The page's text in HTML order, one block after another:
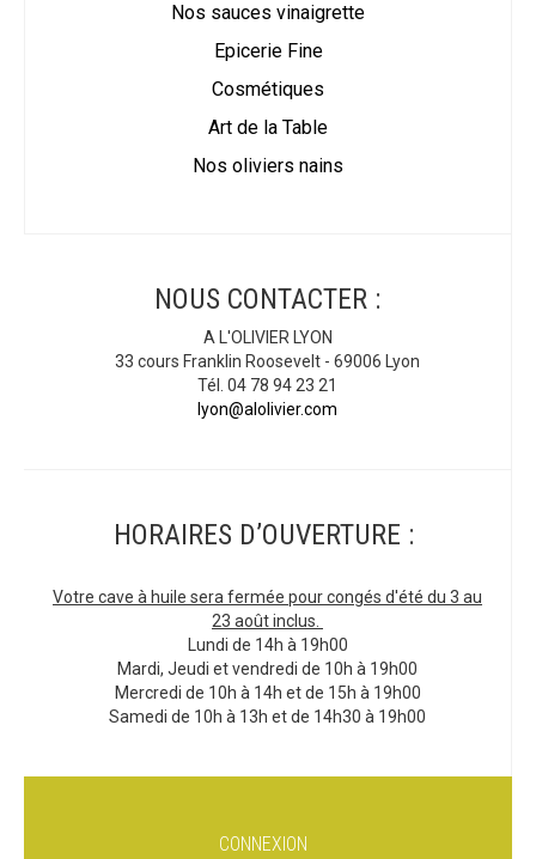
Nos sauces vinaigrette
Epicerie Fine
Cosmétiques
Art de la Table
Nos oliviers nains
NOUS CONTACTER :
A L'OLIVIER LYON
33 cours Franklin Roosevelt - 69006 Lyon
Tél. 04 78 94 23 21
lyon@alolivier.com
HORAIRES D’OUVERTURE :
Votre cave à huile sera fermée pour congés d'été du 3 au
23 août inclus.
Lundi de 14h à 19h00
Mardi, Jeudi et vendredi de 10h à 19h00
Mercredi de 10h à 14h et de 15h à 19h00
Samedi de 10h à 13h et de 14h30 à 19h00
CONNEXION